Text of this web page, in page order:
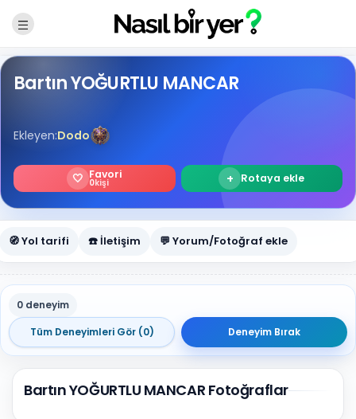
Bartın YOĞURTLU MANCAR
Ekleyen:Dodo
🤍 Favori
0kişi + Rotaya ekle
🧭 Yol tarifi ☎️ İletişim 💬 Yorum/Fotoğraf ekle
0 deneyim
Tüm Deneyimleri Gör (0)
Deneyim Bırak
Bartın YOĞURTLU MANCAR Fotoğraflar